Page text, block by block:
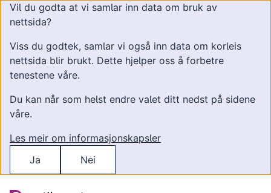
Vil du godta at vi samlar inn data om bruk av
nettsida?
Viss du godtek, samlar vi også inn data om korleis
nettsida blir brukt. Dette hjelper oss å forbetre
tenestene våre.
Du kan når som helst endre valet ditt nedst på sidene
våre.
Les meir om informasjonskapsler
Ja
Nei